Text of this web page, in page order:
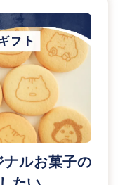
ルお菓子の